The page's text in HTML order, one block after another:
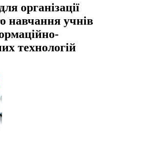
організації
навчання учнів
технологій